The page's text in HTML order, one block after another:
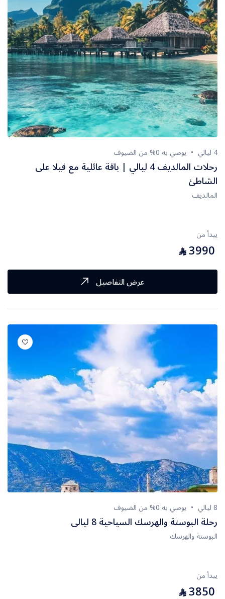
روسيا
4 ليالي يوصي به 0% من الضيوف
رحلات المالديف 4 ليالي | باقة عائلية مع فيلا على
الشاطئ
المالديف
يبدأ من
3990
⃁
عرض التفاصيل
8 ليالي يوصي به 0% من الضيوف
رحلة البوسنة والهرسك السياحية 8 ليالى
البوسنة والهرسك
يبدأ من
3850
⃁